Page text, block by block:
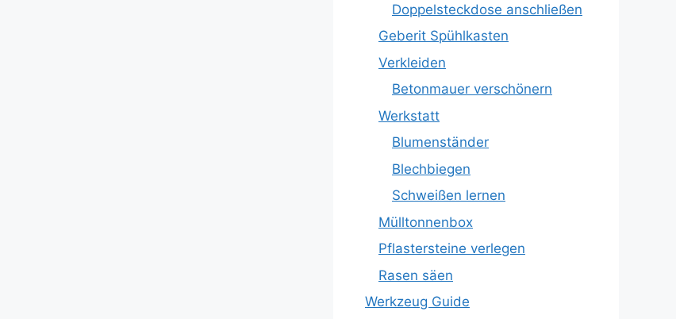
Doppelsteckdose anschließen
Geberit Spühlkasten
Verkleiden
Betonmauer verschönern
Werkstatt
Blumenständer
Blechbiegen
Schweißen lernen
Mülltonnenbox
Pflastersteine verlegen
Rasen säen
Werkzeug Guide